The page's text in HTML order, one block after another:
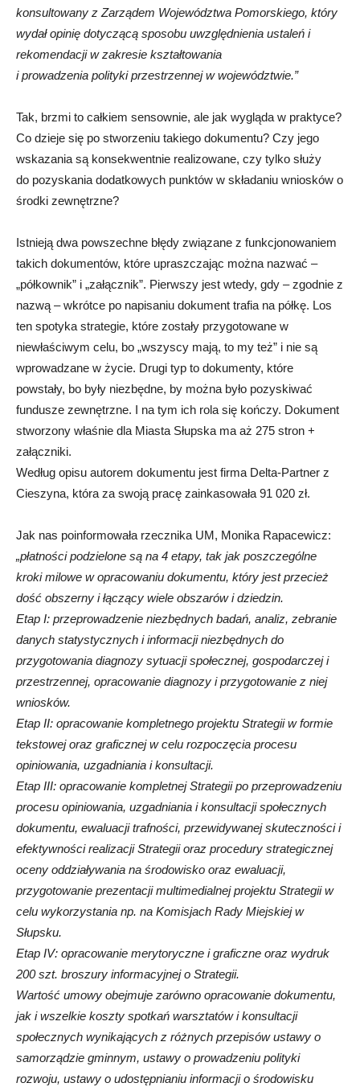
konsultowany z Zarządem Województwa Pomorskiego, który
wydał opinię dotyczącą sposobu uwzględnienia ustaleń i
rekomendacji w zakresie kształtowania
i prowadzenia polityki przestrzennej w województwie.”
Tak, brzmi to całkiem sensownie, ale jak wygląda w praktyce?
Co dzieje się po stworzeniu takiego dokumentu? Czy jego
wskazania są konsekwentnie realizowane, czy tylko służy
do pozyskania dodatkowych punktów w składaniu wniosków o
środki zewnętrzne?
Istnieją dwa powszechne błędy związane z funkcjonowaniem
takich dokumentów, które upraszczając można nazwać –
„półkownik” i „załącznik”. Pierwszy jest wtedy, gdy – zgodnie z
nazwą – wkrótce po napisaniu dokument trafia na półkę. Los
ten spotyka strategie, które zostały przygotowane w
niewłaściwym celu, bo „wszyscy mają, to my też” i nie są
wprowadzane w życie. Drugi typ to dokumenty, które
powstały, bo były niezbędne, by można było pozyskiwać
fundusze zewnętrzne. I na tym ich rola się kończy. Dokument
stworzony właśnie dla Miasta Słupska ma aż 275 stron +
załączniki.
Według opisu autorem dokumentu jest firma Delta-Partner z
Cieszyna, która za swoją pracę zainkasowała 91 020 zł.
Jak nas poinformowała rzecznika UM, Monika Rapacewicz:
„płatności podzielone są na 4 etapy, tak jak poszczególne
kroki milowe w opracowaniu dokumentu, który jest przecież
dość obszerny i łączący wiele obszarów i dziedzin.
Etap I: przeprowadzenie niezbędnych badań, analiz, zebranie
danych statystycznych i informacji niezbędnych do
przygotowania diagnozy sytuacji społecznej, gospodarczej i
przestrzennej, opracowanie diagnozy i przygotowanie z niej
wniosków.
Etap II: opracowanie kompletnego projektu Strategii w formie
tekstowej oraz graficznej w celu rozpoczęcia procesu
opiniowania, uzgadniania i konsultacji.
Etap III: opracowanie kompletnej Strategii po przeprowadzeniu
procesu opiniowania, uzgadniania i konsultacji społecznych
dokumentu, ewaluacji trafności, przewidywanej skuteczności i
efektywności realizacji Strategii oraz procedury strategicznej
oceny oddziaływania na środowisko oraz ewaluacji,
przygotowanie prezentacji multimedialnej projektu Strategii w
celu wykorzystania np. na Komisjach Rady Miejskiej w
Słupsku.
Etap IV: opracowanie merytoryczne i graficzne oraz wydruk
200 szt. broszury informacyjnej o Strategii.
Wartość umowy obejmuje zarówno opracowanie dokumentu,
jak i wszelkie koszty spotkań warsztatów i konsultacji
społecznych wynikających z różnych przepisów ustawy o
samorządzie gminnym, ustawy o prowadzeniu polityki
rozwoju, ustawy o udostępnianiu informacji o środowisku